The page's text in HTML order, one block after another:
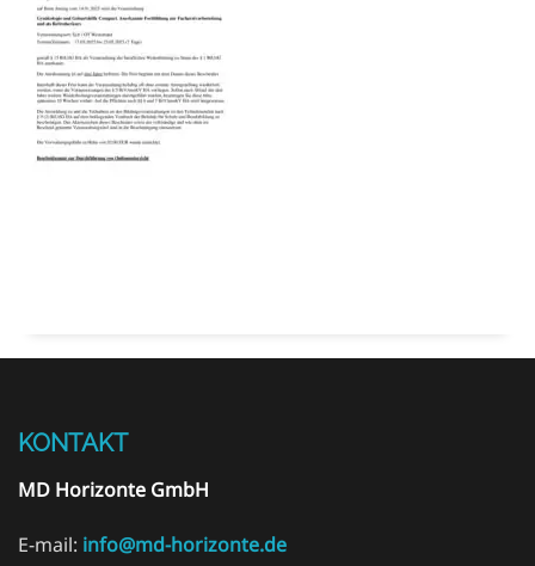
KONTAKT
MD Horizonte GmbH
E-mail: info@md-horizonte.de